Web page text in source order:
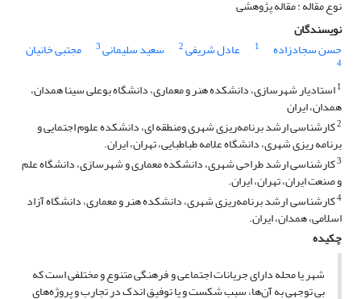
نوع مقاله : مقاله پژوهشی
نویسندگان
حسن سجادزاده
1 عادل شریفی2 سعید سلیمانی3 مجتبی خانیان
4
1استادیار شهرسازی، دانشکده هنر و معماری، دانشگاه بوعلی سینا همدان،
همدان، ایران
2کارشناسی ارشد برنامه‌ریزی شهری ومنطقه ای، دانشکده علوم اجتمایی و
برنامه ریزی شهری، دانشگاه علامه طباطبایی، تهران، ایران.
3کارشناسی ارشد طراحی شهری، دانشکده معماری و شهرسازی، دانشگاه علم
و صنعت ایران، تهران، ایران.
4کارشناسی ارشد برنامه‌ریزی شهری، دانشکده هنر و معماری، دانشگاه آزاد
اسلامی، همدان، ایران.
چکیده
شهر یا محله دارای جریانات اجتماعی و فرهنگی متنوع و مختلفی است که
بی توجهی به آن‌ها، سبب شکست و یا توفیق اندک در تجارب و پروژه‌های